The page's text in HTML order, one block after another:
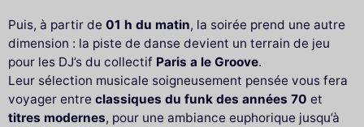
Puis, à partir de 01 h du matin, la soirée prend une autre
dimension : la piste de danse devient un terrain de jeu
pour les DJ’s du collectif Paris a le Groove.
Leur sélection musicale soigneusement pensée vous fera
voyager entre classiques du funk des années 70 et
titres modernes, pour une ambiance euphorique jusqu’à